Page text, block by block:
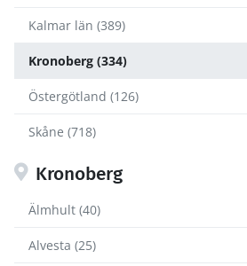
Kalmar län (389)
Kronoberg (334)
Östergötland (126)
Skåne (718)
Kronoberg
Älmhult (40)
Alvesta (25)